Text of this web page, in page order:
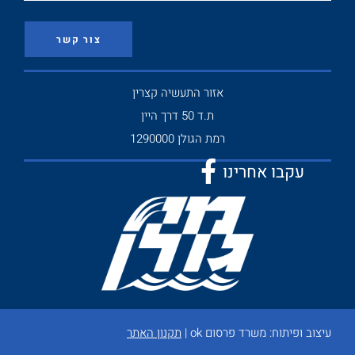
צור קשר
אזור התעשיה קצרין
ת.ד 50 דרך היין
רמת הגולן 1290000
עקבו אחרינו
עיצוב ופיתוח: משרד פרסום ok | תקנון האתר